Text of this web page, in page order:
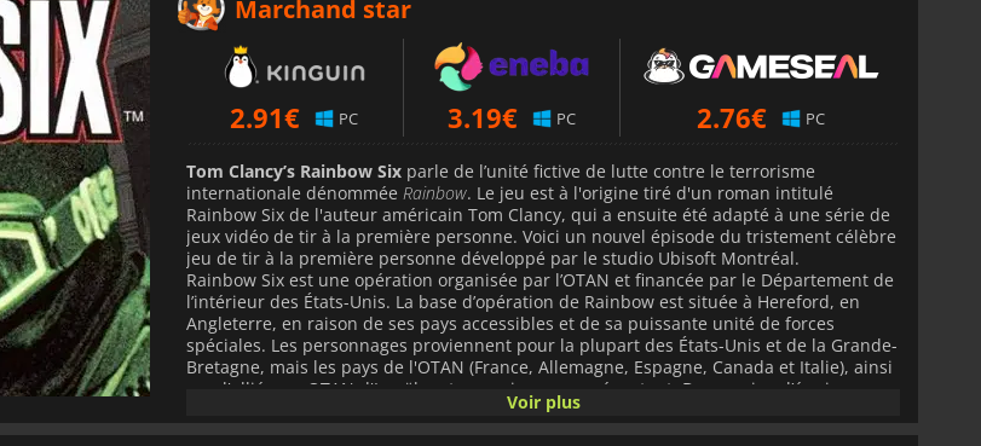
Marchand star
2.91€ PC 3.19€ PC 2.76€ PC
Tom Clancy’s Rainbow Six parle de l’unité fictive de lutte contre le terrorisme
internationale dénommée Rainbow. Le jeu est à l'origine tiré d'un roman intitulé
Rainbow Six de l'auteur américain Tom Clancy, qui a ensuite été adapté à une série de
jeux vidéo de tir à la première personne. Voici un nouvel épisode du tristement célèbre
jeu de tir à la première personne développé par le studio Ubisoft Montréal.
Rainbow Six est une opération organisée par l’OTAN et financée par le Département de
l’intérieur des États-Unis. La base d’opération de Rainbow est située à Hereford, en
Angleterre, en raison de ses pays accessibles et de sa puissante unité de forces
spéciales. Les personnages proviennent pour la plupart des États-Unis et de la Grande-
Bretagne, mais les pays de l'OTAN (France, Allemagne, Espagne, Canada et Italie), ainsi
que l'allié non-OTAN d'Israël, ont au moins un représentant. Dans ce jeu, l’équipe
Rainbow est dirigée par John Clark et appuyée par d’autres membres du personnel et
conseillers. L'unité compte 30 membres, parmi lesquels des membres des pays
Voir plus